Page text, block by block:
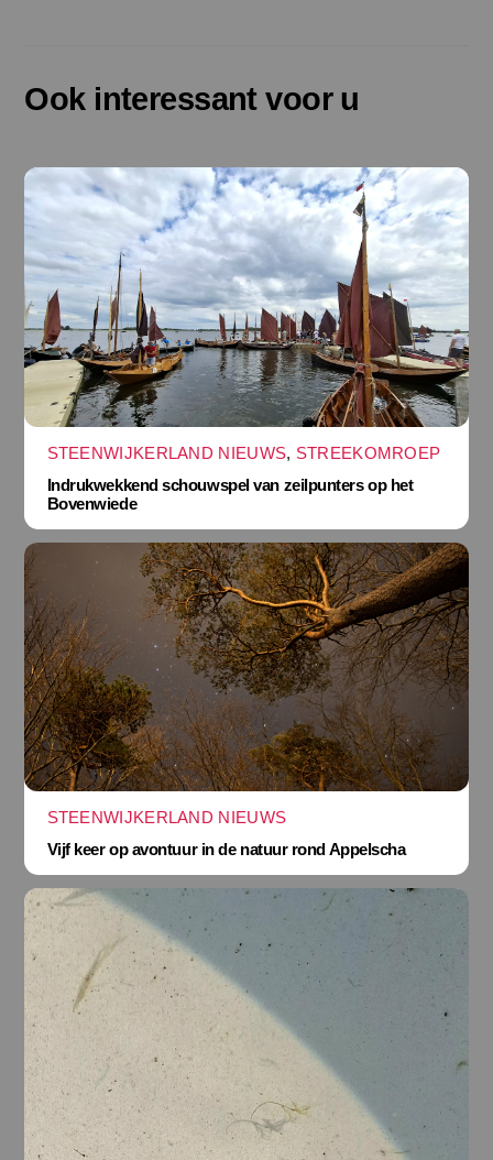
Ook interessant voor u
STEENWIJKERLAND NIEUWS, STREEKOMROEP
Indrukwekkend schouwspel van zeilpunters op het
Bovenwiede
STEENWIJKERLAND NIEUWS
Vijf keer op avontuur in de natuur rond Appelscha